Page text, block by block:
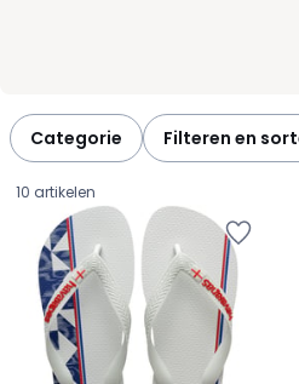
Categorie Filteren en
10 artikelen